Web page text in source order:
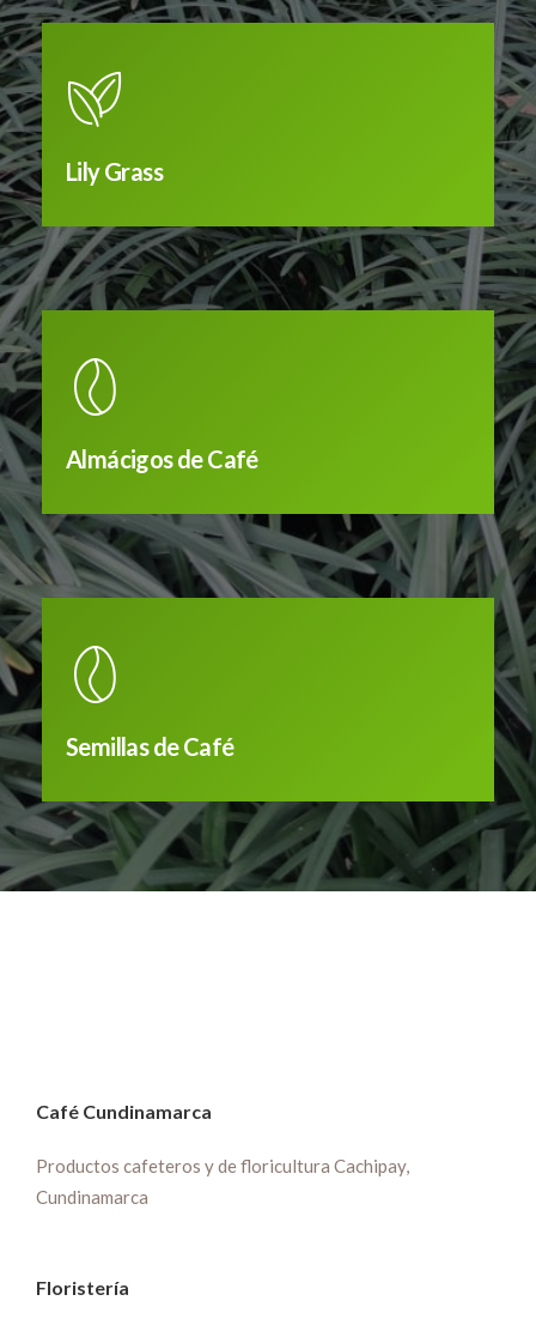
Lily Grass
Almácigos de Café
Semillas de Café
Café Cundinamarca
Productos cafeteros y de floricultura Cachipay,
Cundinamarca
Floristería